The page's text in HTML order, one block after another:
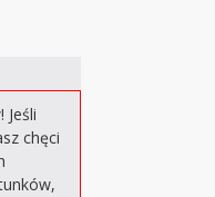
chęci